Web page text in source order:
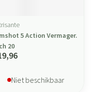
5 Action Vermager.
20
Niet beschikbaar